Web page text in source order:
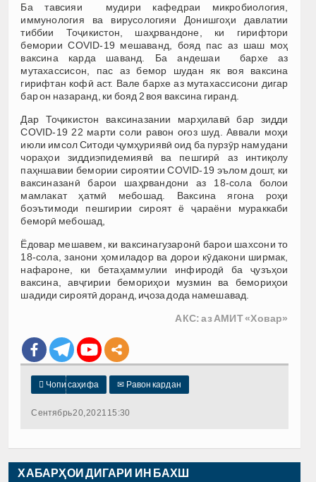
Ба тавсияи мудири кафедраи микробиология,
иммунология ва вирусологияи Донишгоҳи давлатии
тиббии Тоҷикистон, шаҳрвандоне, ки гирифтори
бемории COVID-19 мешаванд, бояд пас аз шаш моҳ
ваксина карда шаванд. Ба андешаи бархе аз
мутахассисон, пас аз бемор шудан як воя ваксина
гирифтан кофӣ аст. Вале бархе аз мутахассисони дигар
бар он назаранд, ки бояд 2 воя ваксина гиранд.
Дар Тоҷикистон ваксиназании марҳилавӣ бар зидди
COVID-19 22 марти соли равон оғоз шуд. Аввали моҳи
июли имсол Ситоди ҷумҳуриявӣ оид ба пурзӯр намудани
чораҳои зиддиэпидемиявӣ ва пешгирӣ аз интиқолу
паҳншавии бемории сироятии COVID-19 эълом дошт, ки
ваксиназанӣ барои шаҳрвандони аз 18-сола болои
мамлакат ҳатмӣ мебошад. Ваксина ягона роҳи
боэътимоди пешгирии сироят ё ҷараёни мураккаби
беморӣ мебошад,
Ёдовар мешавем, ки ваксинагузаронӣ барои шахсони то
18-сола, занони ҳомиладор ва дорои кӯдакони ширмак,
нафароне, ки бетаҳаммулии инфиродӣ ба ҷузъҳои
ваксина, авҷгирии бемориҳои музмин ва бемориҳои
шадиди сироятӣ доранд, иҷоза дода намешавад.
АКС: аз АМИТ «Ховар»
 Чопи саҳифа ✉ Равон кардан
Сентябрь 20, 2021 15:30
ХАБАРҲОИ ДИГАРИ ИН БАХШ